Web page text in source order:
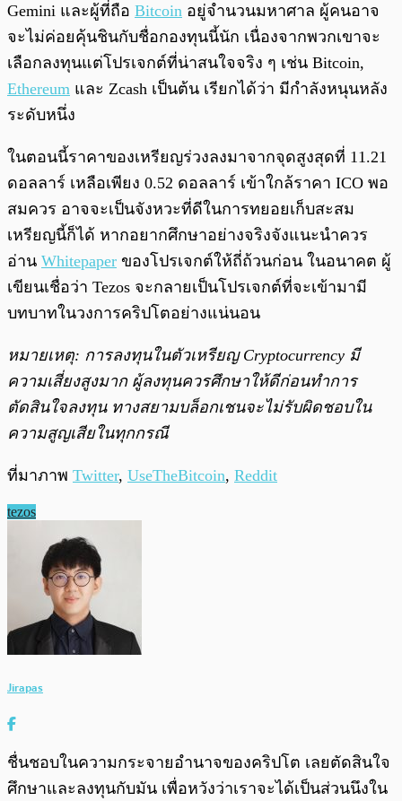
Gemini และผู้ที่ถือ Bitcoin อยู่จำนวนมหาศาล ผู้คนอาจ
จะไม่ค่อยคุ้นชินกับชื่อกองทุนนี้นัก เนื่องจากพวกเขาจะ
เลือกลงทุนแต่โปรเจกต์ที่น่าสนใจจริง ๆ เช่น Bitcoin,
Ethereum และ Zcash เป็นต้น เรียกได้ว่า มีกำลังหนุนหลัง
ระดับหนึ่ง
ในตอนนี้ราคาของเหรียญร่วงลงมาจากจุดสูงสุดที่ 11.21
ดอลลาร์ เหลือเพียง 0.52 ดอลลาร์ เข้าใกล้ราคา ICO พอ
สมควร อาจจะเป็นจังหวะที่ดีในการทยอยเก็บสะสม
เหรียญนี้ก็ได้ หากอยากศึกษาอย่างจริงจังแนะนำควร
อ่าน Whitepaper ของโปรเจกต์ให้ถี่ถ้วนก่อน ในอนาคต ผู้
เขียนเชื่อว่า Tezos จะกลายเป็นโปรเจกต์ที่จะเข้ามามี
บทบาทในวงการคริปโตอย่างแน่นอน
หมายเหตุ: การลงทุนในตัวเหรียญ Cryptocurrency มี
ความเสี่ยงสูงมาก ผู้ลงทุนควรศึกษาให้ดีก่อนทำการ
ตัดสินใจลงทุน ทางสยามบล็อกเชนจะไม่รับผิดชอบใน
ความสูญเสียในทุกกรณี
ที่มาภาพ Twitter, UseTheBitcoin, Reddit
tezos
Jirapas
ชื่นชอบในความกระจายอำนาจของคริปโต เลยตัดสินใจ
ศึกษาและลงทุนกับมัน เพื่อหวังว่าเราจะได้เป็นส่วนนึงใน